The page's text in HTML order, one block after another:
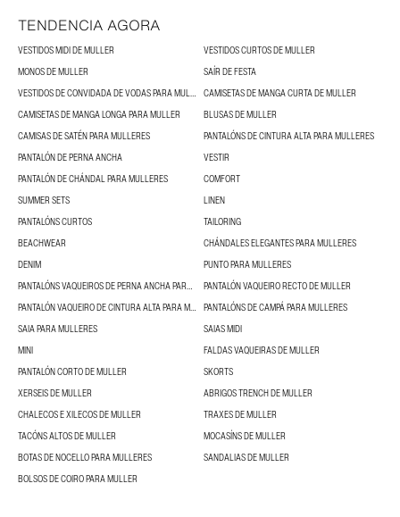
TENDENCIA AGORA
VESTIDOS MIDI DE MULLER
VESTIDOS CURTOS DE MULLER
MONOS DE MULLER
SAÍR DE FESTA
VESTIDOS DE CONVIDADA DE VODAS PARA MULLERES CAMISETAS DE MANGA CURTA DE MULLER
CAMISETAS DE MANGA LONGA PARA MULLER
BLUSAS DE MULLER
CAMISAS DE SATÉN PARA MULLERES
PANTALÓNS DE CINTURA ALTA PARA MULLERES
PANTALÓN DE PERNA ANCHA
VESTIR
PANTALÓN DE CHÁNDAL PARA MULLERES
COMFORT
SUMMER SETS
LINEN
PANTALÓNS CURTOS
TAILORING
BEACHWEAR
CHÁNDALES ELEGANTES PARA MULLERES
DENIM
PUNTO PARA MULLERES
PANTALÓNS VAQUEIROS DE PERNA ANCHA PARA MULLERES
PANTALÓN VAQUEIRO RECTO DE MULLER
PANTALÓN VAQUEIRO DE CINTURA ALTA PARA MULLERES PANTALÓNS DE CAMPÁ PARA MULLERES
SAIA PARA MULLERES
SAIAS MIDI
MINI
FALDAS VAQUEIRAS DE MULLER
PANTALÓN CORTO DE MULLER
SKORTS
XERSEIS DE MULLER
ABRIGOS TRENCH DE MULLER
CHALECOS E XILECOS DE MULLER
TRAXES DE MULLER
TACÓNS ALTOS DE MULLER
MOCASÍNS DE MULLER
BOTAS DE NOCELLO PARA MULLERES
SANDALIAS DE MULLER
BOLSOS DE COIRO PARA MULLER